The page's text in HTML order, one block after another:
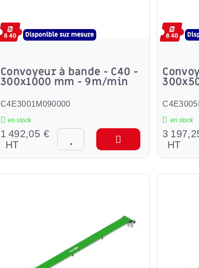
Convoyeur à bande - C40 -
300x1000 mm - 9m/min
C4E3001M090000
en stock
1 492,05 €
HT
en stock
3
HT